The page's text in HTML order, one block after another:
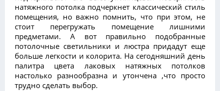
натяжного потолка подчеркнет классический стиль
помещения, но важно помнить, что при этом, не
стоит перегружать помещение лишними
предметами. А вот правильно подобранные
потолочные светильники и люстра придадут еще
больше легкости и колорита. На сегодняшний день
палитра цвета лаковых натяжных потолков
настолько разнообразна и утончена ,что просто
трудно сделать выбор.